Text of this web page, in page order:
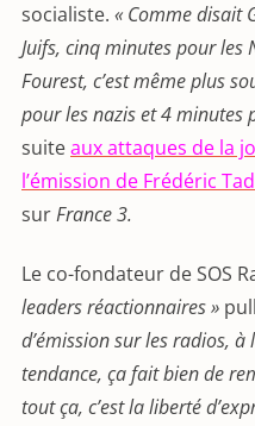
socialiste. « Comme disait
Juifs, cinq minutes pour les
Fourest, c’est même plus
pour les nazis et 4 minutes
suiteaux attaques de la
l’émission de Frédéric
surFrance 3.
Le co-fondateur de SOS
leaders réactionnaires »
d’émission sur les radios, à
tendance, ça fait bien de
tout ça, c’est la liberté